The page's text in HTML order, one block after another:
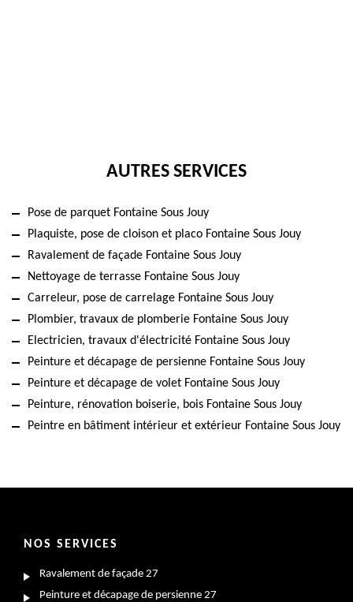
AUTRES SERVICES
Pose de parquet Fontaine Sous Jouy
Plaquiste, pose de cloison et placo Fontaine Sous Jouy
Ravalement de façade Fontaine Sous Jouy
Nettoyage de terrasse Fontaine Sous Jouy
Carreleur, pose de carrelage Fontaine Sous Jouy
Plombier, travaux de plomberie Fontaine Sous Jouy
Electricien, travaux d'électricité Fontaine Sous Jouy
Peinture et décapage de persienne Fontaine Sous Jouy
Peinture et décapage de volet Fontaine Sous Jouy
Peinture, rénovation boiserie, bois Fontaine Sous Jouy
Peintre en bâtiment intérieur et extérieur Fontaine Sous Jouy
NOS SERVICES
Ravalement de façade 27
Peinture et décapage de persienne 27